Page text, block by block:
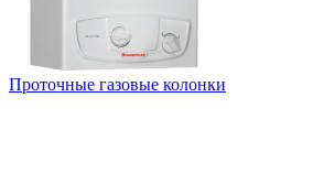
Проточные газовые колонки